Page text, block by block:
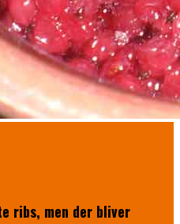
ribs, men der bliver